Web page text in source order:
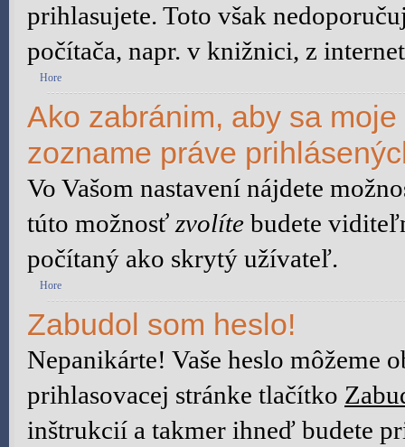
prihlasujete. Toto však
počítača, napr. v knižnici, z
Hore
Ako zabránim, aby sa
zozname práve
Vo Vašom nastavení nájdete
túto možnosť zvolíte budete
počítaný ako skrytý užívateľ.
Hore
Zabudol som heslo!
Nepanikárte! Vaše heslo môžeme
prihlasovacej stránke tlačítko
inštrukcií a takmer ihneď budete